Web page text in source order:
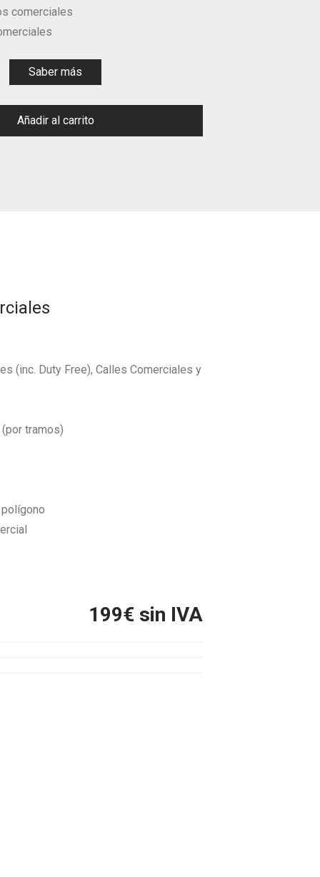
comerciales
Saber más
Añadir al carrito
(inc. Duty Free), Calles Comerciales y
tramos)
199€ sin IVA